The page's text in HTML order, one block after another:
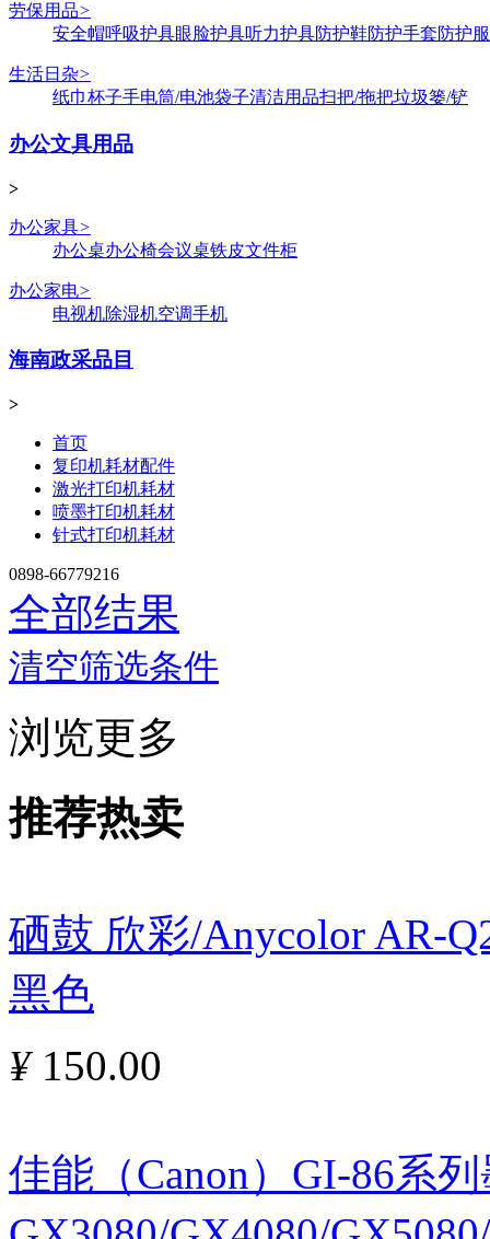
劳保用品>
安全帽呼吸护具眼脸护具听力护具防护鞋防护手套防护服
生活日杂>
纸巾杯子手电筒/电池袋子清洁用品扫把/拖把垃圾篓/铲
办公文具用品
>
办公家具>
办公桌办公椅会议桌铁皮文件柜
办公家电>
电视机除湿机空调手机
海南政采品目
>
首页
复印机耗材配件
激光打印机耗材
喷墨打印机耗材
针式打印机耗材
0898-66779216
全部结果
清空筛选条件
浏览更多
推荐热卖
硒鼓 欣彩/Anycolor AR-
黑色
¥150.00
佳能（Canon）GI-86系